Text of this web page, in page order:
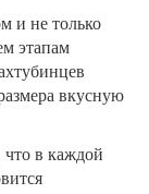
и не только
этапам
вкусную
в каждой